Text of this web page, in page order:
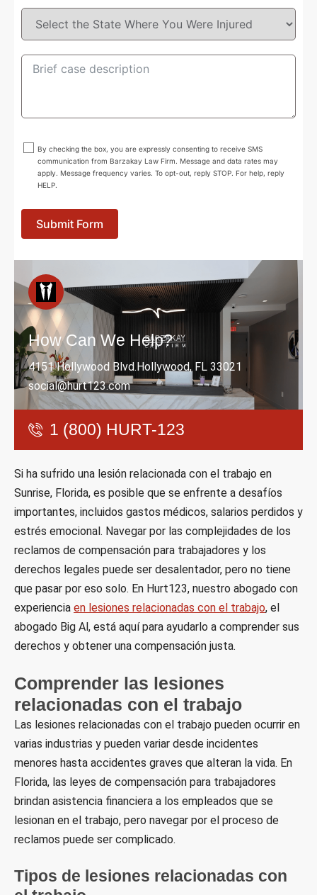
+1
By checking the box, you are expressly consenting to receive SMS
communication from Barzakay Law Firm. Message and data rates may
apply. Message frequency varies. To opt-out, reply STOP. For help, reply
HELP.
Submit Form
How Can We Help?
4151 Hollywood Blvd.Hollywood, FL 33021
social@hurt123.com
1 (800) HURT-123
Si ha sufrido una lesión relacionada con el trabajo en
Sunrise, Florida, es posible que se enfrente a desafíos
importantes, incluidos gastos médicos, salarios perdidos y
estrés emocional. Navegar por las complejidades de los
reclamos de compensación para trabajadores y los
derechos legales puede ser desalentador, pero no tiene
que pasar por eso solo. En Hurt123, nuestro abogado con
experiencia en lesiones relacionadas con el trabajo, el
abogado Big Al, está aquí para ayudarlo a comprender sus
derechos y obtener una compensación justa.
Comprender las lesiones
relacionadas con el trabajo
Las lesiones relacionadas con el trabajo pueden ocurrir en
varias industrias y pueden variar desde incidentes
menores hasta accidentes graves que alteran la vida. En
Florida, las leyes de compensación para trabajadores
brindan asistencia financiera a los empleados que se
lesionan en el trabajo, pero navegar por el proceso de
reclamos puede ser complicado.
Tipos de lesiones relacionadas con